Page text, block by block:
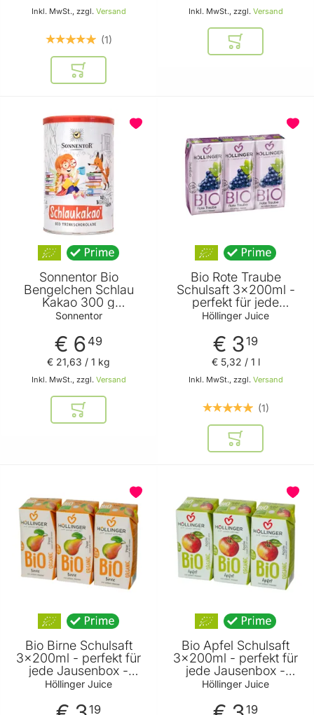
Inkl. MwSt., zzgl. Versand
1
In den Warenkorb
Inkl. MwSt., zzgl. Versand
In den
Sonnentor Bio
Bengelchen Schlau
Kakao 300 g
Trinkkakao
Sonnentor
€ 6 49
Inkl. MwSt., zzgl. Versand
€ 21,63 / 1 kg
In den Warenkorb
Bio Rote Traube
Schulsaft 3x200ml -
perfekt für jede
Jausenbox - handlich
mit Strohhalm von
Höllinger Juice
Höllinger Juice
€ 319
Inkl. MwSt., zzgl. Versand
€ 5,32 / 1 l
1
In den
Bio Birne Schulsaft
3x200ml - perfekt für
jede Jausenbox -
handlich kleiner
Strohhalm von
Höllinger Juice
19
Bio Apfel Schulsaft
3x200ml - perfekt für
jede Jausenbox -
handlich kleiner
Strohhalm von
Höllinger Juice
19